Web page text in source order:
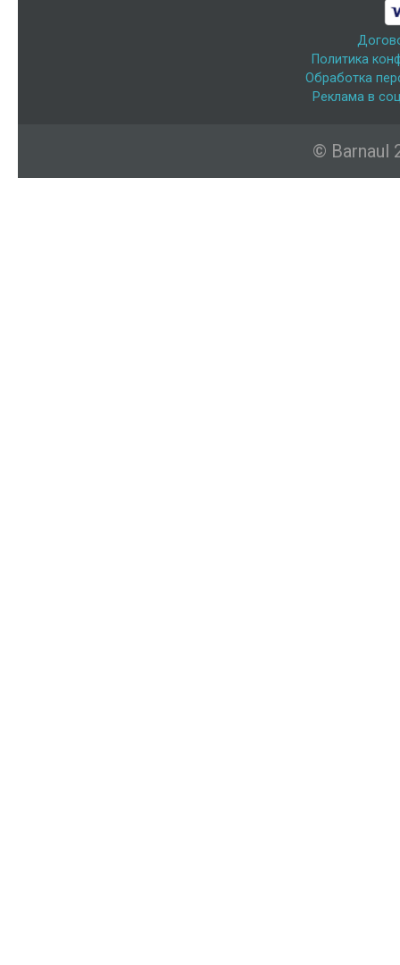
Политика
Обработка
Реклама в
© Barnaul